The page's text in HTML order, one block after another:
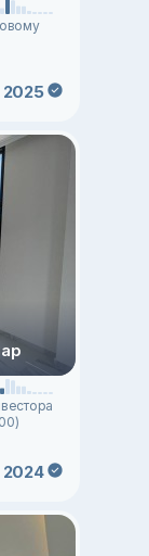
2025
2024